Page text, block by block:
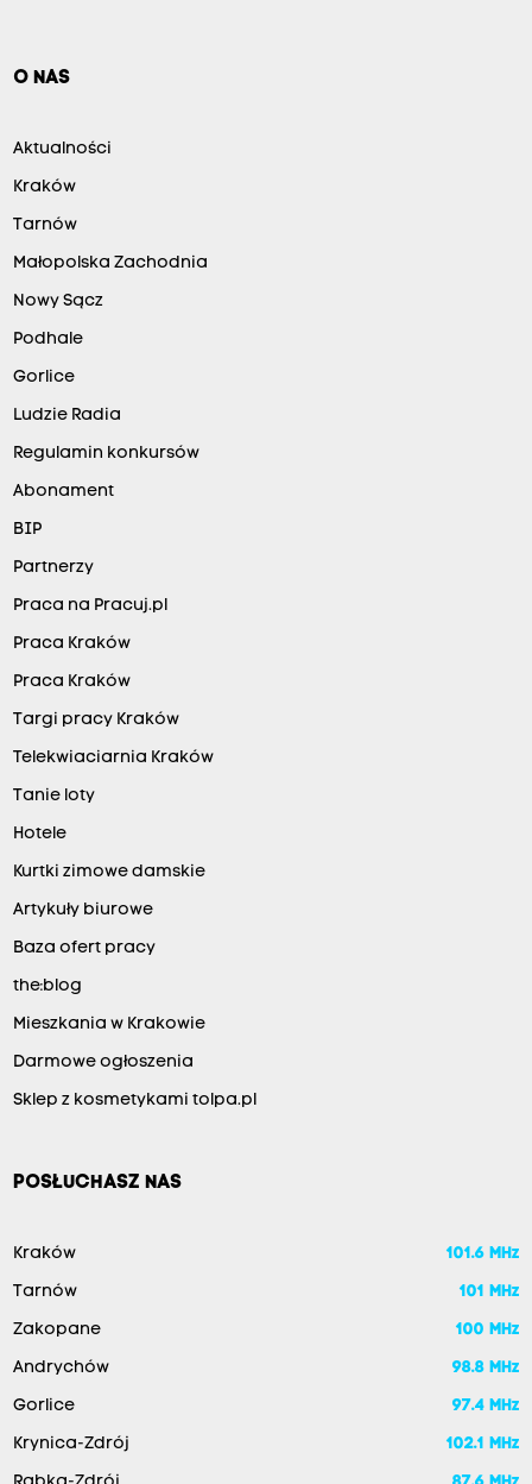
O NAS
Aktualności
Kraków
Tarnów
Małopolska Zachodnia
Nowy Sącz
Podhale
Gorlice
Ludzie Radia
Regulamin konkursów
Abonament
BIP
Partnerzy
Praca na Pracuj.pl
Praca Kraków
Praca Kraków
Targi pracy Kraków
Telekwiaciarnia Kraków
Tanie loty
Hotele
Kurtki zimowe damskie
Artykuły biurowe
Baza ofert pracy
the:blog
Mieszkania w Krakowie
Darmowe ogłoszenia
Sklep z kosmetykami tolpa.pl
POSŁUCHASZ NAS
Kraków 101.6 MHz
Tarnów 101 MHz
Zakopane 100 MHz
Andrychów 98.8 MHz
Gorlice 97.4 MHz
Krynica-Zdrój 102.1 MHz